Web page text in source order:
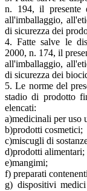
n. 194, il presente
all'imballaggio,
di sicurezza dei
4. Fatte salve le
2000, n. 174, il
all'imballaggio,
di sicurezza dei
5. Le norme del
stadio di prodotto
elencati:
a)medicinali per uso
b)prodotti cosmetici;
c)miscugli di
d)prodotti alimentari;
e)mangimi;
f) preparati
g) dispositivi